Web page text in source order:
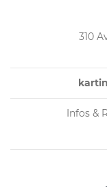
310
Infos &